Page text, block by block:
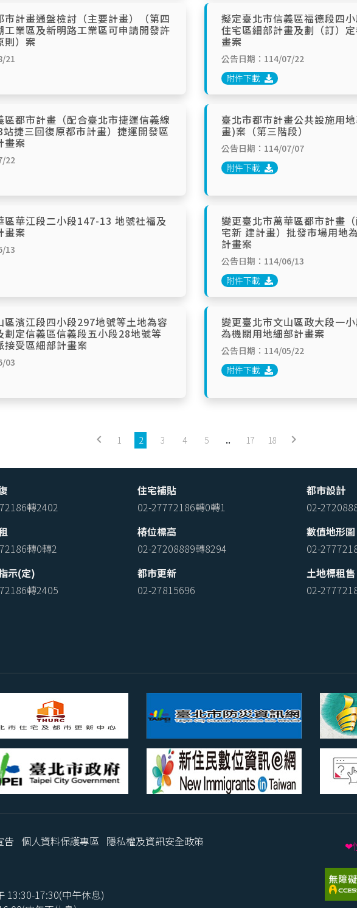
市計畫通盤檢討（主要計畫）（第四
工業區及新明路工業區可申請開發許
則）案
21
擬定臺北市信義區福德段四
住宅區細部計畫及劃（訂）
畫案
公告日期：114/07/22
附件下載
區都市計畫（配合臺北市捷運信義線
捷三回復原都市計畫）捷運開發區
畫案
22
臺北市都市計畫公共設施用
畫)案（第三階段）
公告日期：114/07/07
附件下載
區華江段二小段147-13 地號社福及
畫案
13
變更臺北市萬華區都市計畫
宅新 建計畫）批發市場用地
計畫案
公告日期：114/06/13
附件下載
區濱江段四小段297地號等土地為容
劃定信義區信義段五小段28地號等
接受區細部計畫案
03
變更臺北市文山區政大段一
為機關用地細部計畫案
公告日期：114/05/22
附件下載
keyboard_arrow_left 1 2 3 4 5 .. 17 18 keyboard_arrow_right
轉2402
住宅補貼
02-27772186轉0轉1
都市設計
02-
轉0轉2
椿位標高
02-27208889轉8294
數值地形圖
02-
示(定)
轉2405
都市更新
02-27815696
土地標租售
02-
告 個人資料保護專區 隱私權及資訊安全政策
13:30-17:30(中午休息)
❤